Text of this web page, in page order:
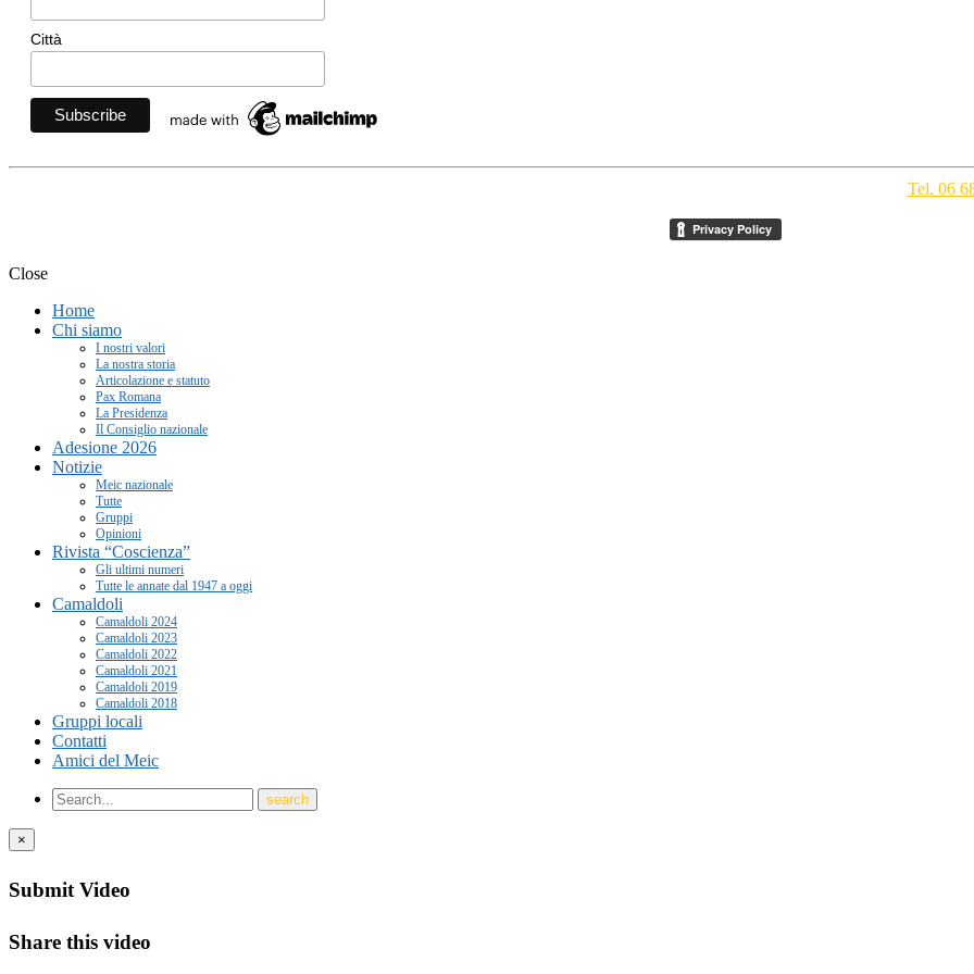
Città
Tel. 06
Close
Home
Chi siamo
I nostri valori
La nostra storia
Articolazione e statuto
Pax Romana
La Presidenza
Il Consiglio nazionale
Adesione 2026
Notizie
Meic nazionale
Tutte
Gruppi
Opinioni
Rivista “Coscienza”
Gli ultimi numeri
Tutte le annate dal 1947 a oggi
Camaldoli
Camaldoli 2024
Camaldoli 2023
Camaldoli 2022
Camaldoli 2021
Camaldoli 2019
Camaldoli 2018
Gruppi locali
Contatti
Amici del Meic
×
Submit Video
Share this video